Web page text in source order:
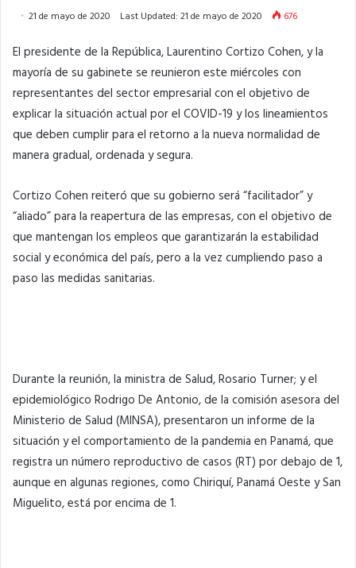
21 de mayo de 2020 Last Updated: 21 de mayo de 2020 676
El presidente de la República, Laurentino Cortizo Cohen, y la
mayoría de su gabinete se reunieron este miércoles con
representantes del sector empresarial con el objetivo de
explicar la situación actual por el COVID-19 y los lineamientos
que deben cumplir para el retorno a la nueva normalidad de
manera gradual, ordenada y segura.
Cortizo Cohen reiteró que su gobierno será “facilitador” y
“aliado” para la reapertura de las empresas, con el objetivo de
que mantengan los empleos que garantizarán la estabilidad
social y económica del país, pero a la vez cumpliendo paso a
paso las medidas sanitarias.
Durante la reunión, la ministra de Salud, Rosario Turner; y el
epidemiológico Rodrigo De Antonio, de la comisión asesora del
Ministerio de Salud (MINSA), presentaron un informe de la
situación y el comportamiento de la pandemia en Panamá, que
registra un número reproductivo de casos (RT) por debajo de 1,
aunque en algunas regiones, como Chiriquí, Panamá Oeste y San
Miguelito, está por encima de 1.